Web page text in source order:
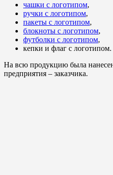
чашки с логотипом,
ручки с логотипом,
пакеты с логотипом,
блокноты с логотипом,
футболки с логотипом,
кепки и флаг с логотипом.
На всю продукцию была
предприятия – заказчика.